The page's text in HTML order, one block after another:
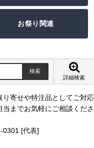
お祭り関連
詳細検索
り寄せや特注品としてご対応
までお気軽にご相談くださ
[代表]